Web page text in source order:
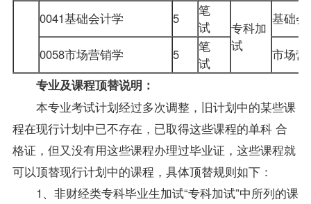
0041基础会计学 5
笔
试
专科加
试
基础
0058市场营销学 5
笔
试
市场
专业及课程顶替说明：
本专业考试计划经过多次调整，旧计划中的某些课
程在现行计划中已不存在，已取得这些课程的单科 合
格证，但又没有用这些课程办理过毕业证，这些课程就
可以顶替现行计划中的课程，具体顶替规则如下：
1、非财经类专科毕业生加试“专科加试”中所列的课